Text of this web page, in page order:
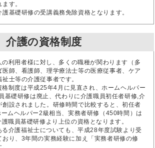
す。
基礎研修の受講義務免除資格となります。
介護の資格制度
利用者様に対し、多くの職種が関わります（多
師、看護師、理学療法士等の医療従事者、ケア
士等の介護従事者です。
格制度は平成25年4月に見直され、ホームヘルパー
基礎研修は廃止、代わりに介護職員初任者研修,介
設されました。研修時間で比較すると、初任者
ムヘルパー2級相当、実務者研修（450時間）は
職員基礎研修より上位の資格となります。
る介護福祉士についても、平成28年度試験より受
り、3年間の実務経験に加え「実務者研修の修